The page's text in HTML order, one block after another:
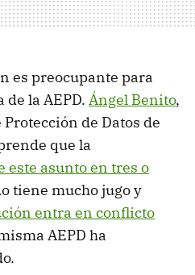
es preocupante para
la AEPD. Ángel Benito,
de Datos de
que la
este asunto en tres o
tiene mucho jugo y
entra en conflicto
AEPD ha